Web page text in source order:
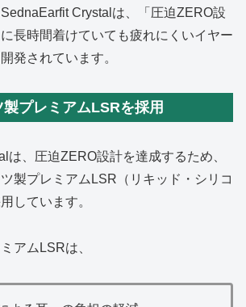
Crystalは、「圧迫ZERO設
長時間着けていても疲れにくいイヤー
発されています。
プレミアムLSRを採用
は、圧迫ZERO設計を達成するため、
製プレミアムLSR（リキッド・シリコ
しています。
アムLSRは、